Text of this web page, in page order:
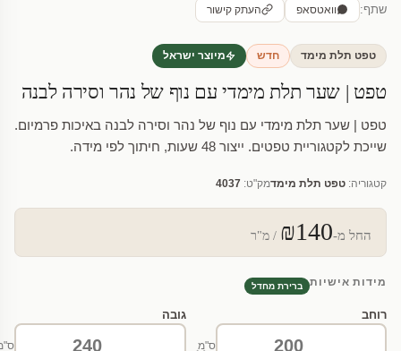
שתף: וואטסאפ העתק קישור
טפט תלת מימד חדש מיוצר ישראל
טפט | שער תלת מימדי עם נוף של נהר וסירה לבנה
טפט | שער תלת מימדי עם נוף של נהר וסירה לבנה באיכות פרמיום.
שייכת לקטגוריית טפטים. ייצור 48 שעות, חיתוך לפי מידה.
קטגוריה: טפט תלת מימדמק"ט: 4037
החל מ-₪140 / מ"ר
מידות אישיות ברירת מחדל
רוחב
ס"מ
גובה